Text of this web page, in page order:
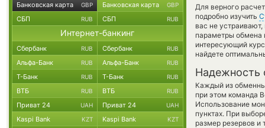
Для верного
подробно изучить
вас не
параметры обмена
интересующий
найдете
Надежность
Каждый из
при этом команда
Использование
пунктах. При
размер резервов и
Банковская карта GBP Банковская карта GBP
СБП RUB СБП RUB
Интернет-банкинг
Сбербанк RUB Сбербанк RUB
Альфа-Банк RUB Альфа-Банк RUB
Т-Банк RUB Т-Банк RUB
ВТБ RUB ВТБ RUB
Приват 24 UAH Приват 24 UAH
Kaspi Bank KZT Kaspi Bank KZT